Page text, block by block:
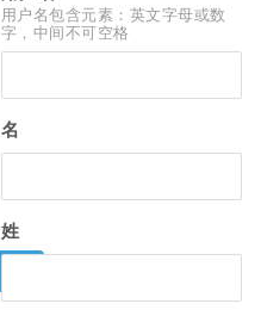
用户名包含元素：英文字母或数
字，中间不可空格
名
姓